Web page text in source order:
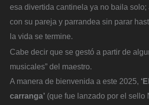
esa divertida cantinela ya no baila solo;
con su pareja y parrandea sin parar
la vida se termine.
Cabe decir que se gestó a partir de
musicales” del maestro.
A manera de bienvenida a este 2025,
carranga’ (que fue lanzado por el sello